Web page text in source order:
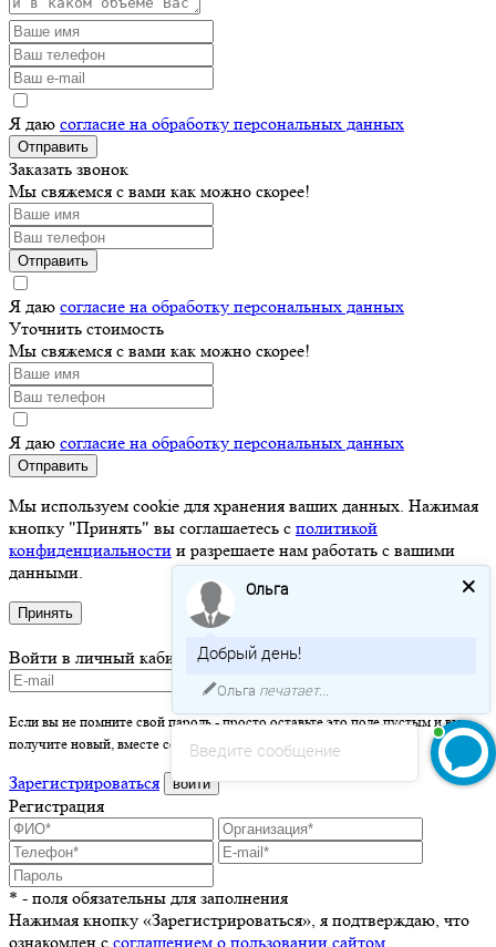
Я даю согласие на обработку персональных данных
Отправить
Заказать звонок
Мы свяжемся с вами как можно скорее!
Отправить
Я даю согласие на обработку персональных данных
Уточнить стоимость
Мы свяжемся с вами как можно скорее!
Я даю согласие на обработку персональных данных
Отправить
Мы используем cookie для хранения ваших данных. Нажимая
кнопку "Принять" вы соглашаетесь с политикой
конфиденциальности и разрешаете нам работать с вашими
данными.
Принять
Войти в личный кабинет
Если вы не помните свой пароль - просто оставьте это поле пустым и вы
получите новый, вместе со ссылкой на активацию.
Зарегистрироваться войти
Регистрация
* - поля обязательны для заполнения
Нажимая кнопку «Зарегистрироваться», я подтверждаю, что
ознакомлен с соглашением о пользовании сайтом
Введите сообщение
Ольга
Добрый день!
Ольга печатает...